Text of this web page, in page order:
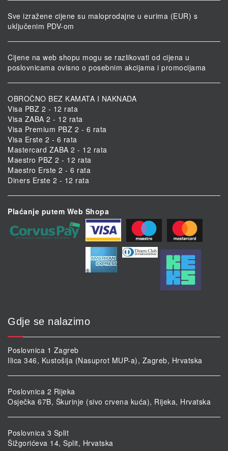
Sve izražene cijene su maloprodajne u eurima (EUR) s
uključenim PDV-om
Cijene na web shopu mogu se razlikovati od cijena u
poslovnicama ovisno o posebnim akcijama i promocijama
OBROČNO BEZ KAMATA I NAKNADA
Visa PBZ 2 - 12 rata
Visa ZABA 2 - 12 rata
Visa Premium PBZ 2 - 6 rata
Visa Erste 2 - 6 rata
Mastercard ZABA 2 - 12 rata
Maestro PBZ 2 - 12 rata
Maestro Erste 2 - 6 rata
Diners Erste 2 - 12 rata
Plaćanje putem Web Shopa
Gdje se nalazimo
Poslovnica 1 Zagreb
Ilica 346, Kustošija (Nasuprot MUP-a), Zagreb, Hrvatska
Poslovnica 2 Rijeka
Osječka 67B, Škurinje (sivo crvena kuća), Rijeka, Hrvatska
Poslovnica 3 Split
Šižgorićeva 14, Split, Hrvatska